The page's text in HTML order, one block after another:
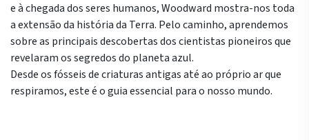
e à chegada dos seres humanos, Woodward mostra-nos toda
a extensão da história da Terra. Pelo caminho, aprendemos
sobre as principais descobertas dos cientistas pioneiros que
revelaram os segredos do planeta azul.
Desde os fósseis de criaturas antigas até ao próprio ar que
respiramos, este é o guia essencial para o nosso mundo.